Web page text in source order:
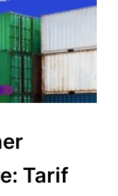
Tarif